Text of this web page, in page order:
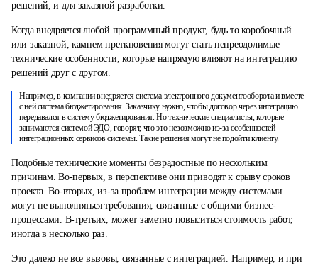
решений, и для заказной разработки.
Когда внедряется любой программный продукт, будь то коробочный
или заказной, камнем преткновения могут стать непреодолимые
технические особенности, которые напрямую влияют на интеграцию
решений друг с другом.
Например, в компании внедряется система электронного документооборота и вместе
с ней система бюджетирования. Заказчику нужно, чтобы договор через интеграцию
передавался в систему бюджетирования. Но технические специалисты, которые
занимаются системой ЭДО, говорят, что это невозможно из-за особенностей
интеграционных сервисов системы. Такие решения могут не подойти клиенту.
Подобные технические моменты безрадостные по нескольким
причинам. Во-первых, в перспективе они приводят к срыву сроков
проекта. Во-вторых, из-за проблем интеграции между системами
могут не выполняться требования, связанные с общими бизнес-
процессами. В-третьих, может заметно повыситься стоимость работ,
иногда в несколько раз.
Это далеко не все вызовы, связанные с интеграцией. Например, и при